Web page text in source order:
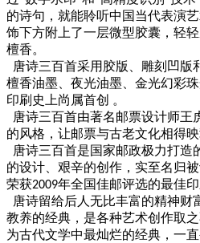
的诗句，就能聆听中国当代表演
饰下方附上了一层微型胶囊，轻
檀香。
唐诗三百首采用胶版、雕刻凹版
檀香油墨、夜光油墨、金光幻彩
印刷史上尚属首创 。
唐诗三百首由著名邮票设计师王
的风格，让邮票与古老文化相得映
唐诗三百首是国家邮政极力打造
的设计、艰辛的创作，实至名归
荣获2009年全国佳邮评选的最佳
唐诗留给后人无比丰富的精神财
教养的经典，是各种艺术创作取
为古代文学中最灿烂的经典，一